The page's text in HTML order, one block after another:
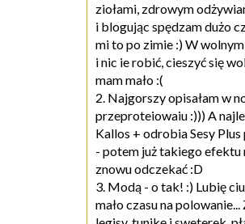
ziołami, zdrowym
i blogując spędzam dużo
mi to po zimie :) W
i nic ie robić, cieszyć się
mam mało :(
2. Najgorszy opisałam w
przeproteiowaiu :))) A
Kallos + odrobia Sesy
- potem już takiego efektu
znowu odczekać :D
3. Modą - o tak! :) Lubię
mało czasu na